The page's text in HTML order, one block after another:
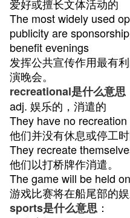
爱好或擅长文体活动的
The most widely used
publicity are
benefit evenings
发挥公共宣传作用最有
演晚会。
recreational是什么意思
adj. 娱乐的，消遣的
They have no
他们并没有休息或停工时
They recreate
他们以打桥牌作消遣。
The game will be held
游戏比赛将在船尾部的娱
sports是什么意思 ：